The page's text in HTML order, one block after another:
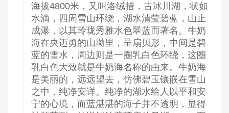
海拔4800米，又叫洛绒措，古冰川湖，状如
水滴，四周雪山环绕，湖水清莹碧蓝，山止
成瀑，以其玲珑秀雅水色翠蓝而著名。牛奶
海在央迈勇的山坳里，呈扇贝形，中间是碧
蓝的雪水，周边则是一圈乳白色环绕，这圈
乳白色大致就是牛奶海名称的由来。牛奶海
是美丽的，远远望去，仿佛碧玉镶嵌在雪山
之中，纯净安详。纯净的湖水给人以平和安
宁的心境，而蓝湛湛的海子并不透明，显得